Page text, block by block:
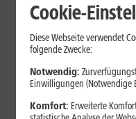
Internet zuhause
Browser-
nutzen: So
Cookie-
Diese Webseite verwendet
folgende Zwecke:
Notwendig:
Einwilligungen (Notwendige
Komfort: Erweiterte